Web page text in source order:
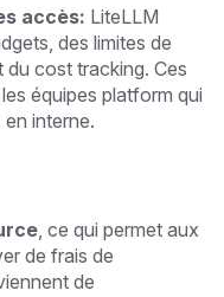
accès: LiteLLM
des limites de
du cost tracking. Ces
équipes platform qui
interne.
, ce qui permet aux
de frais de
de